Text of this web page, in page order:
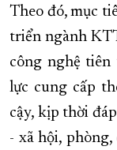
ĐẠI HỘI ĐẢNG CÁC
Theo đó, mục
triển ngành
công nghệ tiên
lực cung cấp
cậy, kịp thời
- xã hội,